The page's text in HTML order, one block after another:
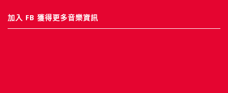
加入 FB 獲得更多音樂資訊